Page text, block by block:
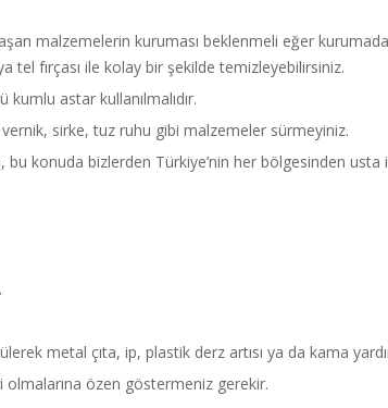
malzemelerin kuruması beklenmeli eğer
tel fırçası ile kolay bir şekilde temizleyebilirsiniz.
astar kullanılmalıdır.
sirke, tuz ruhu gibi malzemeler sürmeyiniz.
bu konuda bizlerden Türkiye’nin her bölgesinden usta
metal çıta, ip, plastik derz artısı ya da kama
olmalarına özen göstermeniz gerekir.